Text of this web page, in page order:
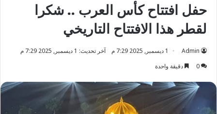
حفل افتتاح كأس العرب .. شكرا
لقطر هذا الافتتاح التاريخي
Admin 1 ديسمبر, 2025 7:29 م
آخر تحديث: 1 ديسمبر, 2025 7:29 م
0
دقيقة واحدة